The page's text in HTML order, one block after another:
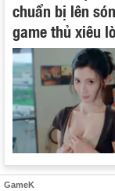
chuẩn bị lên
game thủ xiêu
GameK